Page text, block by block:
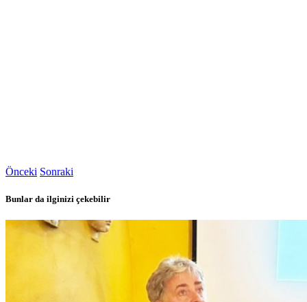
Önceki Sonraki
Bunlar da ilginizi çekebilir